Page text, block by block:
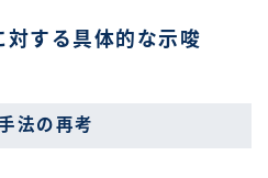
する具体的な示唆
法の再考